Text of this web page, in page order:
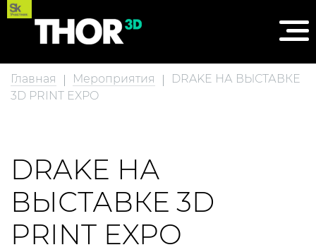
Главная Мероприятия
DRAKE НА ВЫСТАВКЕ
3D PRINT EXPO
DRAKE НА
ВЫСТАВКЕ 3D
PRINT EXPO